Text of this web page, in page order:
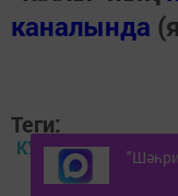
каналында
Теги:
КУЛЬТУРА